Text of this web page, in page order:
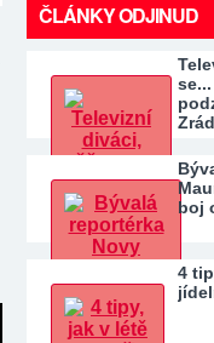
ČLÁNKY ODJINUD
boj
4